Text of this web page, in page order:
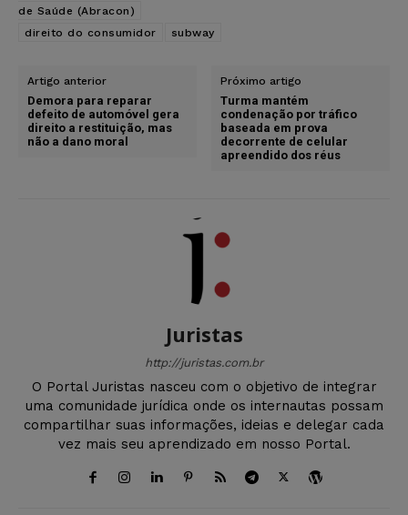
de Saúde (Abracon)
direito do consumidor
subway
Artigo anterior
Demora para reparar
defeito de automóvel gera
direito a restituição, mas
não a dano moral
Próximo artigo
Turma mantém
condenação por tráfico
baseada em prova
decorrente de celular
apreendido dos réus
Juristas
http://juristas.com.br
O Portal Juristas nasceu com o objetivo de integrar
uma comunidade jurídica onde os internautas possam
compartilhar suas informações, ideias e delegar cada
vez mais seu aprendizado em nosso Portal.